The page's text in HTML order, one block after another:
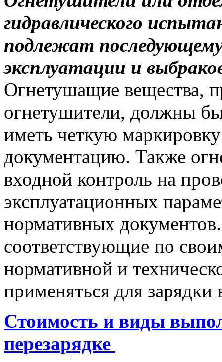
гидравлического
подлежат
эксплуатации и
Огнетушащие вещества,
огнетушители, должны
иметь четкую
документацию. Также
входной контроль на
эксплуатационных
нормативных
соответствующие по
нормативной и
применяться для зарядки
Стоимость и виды
перезарядке